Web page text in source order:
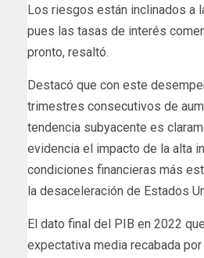
Los riesgos están inclinados a
pues las tasas de interés
pronto, resaltó.
Destacó que con este
trimestres consecutivos de
tendencia subyacente es
evidencia el impacto de la alta
condiciones financieras más
la desaceleración de Estados
El dato final del PIB en 2022
expectativa media recabada